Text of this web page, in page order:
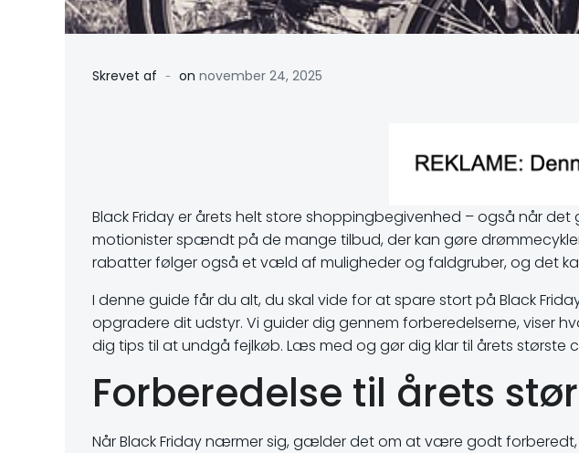
Skrevet af - on november 24, 2025
Black Friday er årets helt store shoppingbegivenhed – også når
motionister spændt på de mange tilbud, der kan gøre
rabatter følger også et væld af muligheder og faldgruber, og det
I denne guide får du alt, du skal vide for at spare stort på Black
opgradere dit udstyr. Vi guider dig gennem forberedelserne, viser
dig tips til at undgå fejlkøb. Læs med og gør dig klar til årets største
Forberedelse til årets
Når Black Friday nærmer sig, gælder det om at være godt